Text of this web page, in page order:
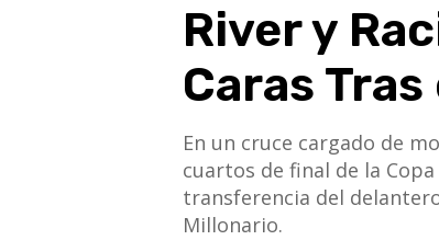
River y
Caras
En un cruce cargado de
cuartos de final de la
transferencia del
Millonario.